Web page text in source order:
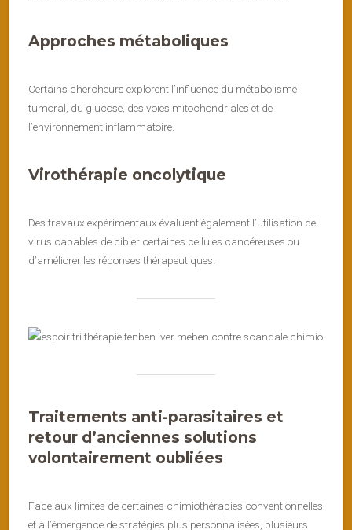
Approches métaboliques
Certains chercheurs explorent l’influence du métabolisme
tumoral, du glucose, des voies mitochondriales et de
l’environnement inflammatoire.
Virothérapie oncolytique
Des travaux expérimentaux évaluent également l’utilisation de
virus capables de cibler certaines cellules cancéreuses ou
d’améliorer les réponses thérapeutiques.
Traitements anti-parasitaires et
retour d’anciennes solutions
volontairement oubliées
Face aux limites de certaines chimiothérapies conventionnelles
et à l’émergence de stratégies plus personnalisées, plusieurs